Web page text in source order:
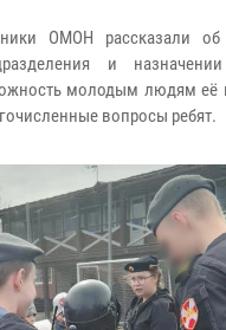
ОМОН рассказали об
и
молодым людям её
вопросы ребят.